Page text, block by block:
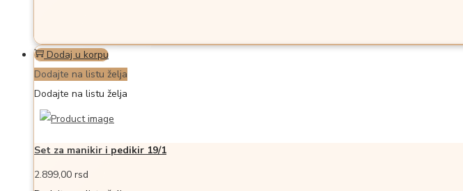
Dodaj u korpu
Dodajte na listu želja
Dodajte na listu želja
Set za manikir i pedikir 19/1
2.899,00 rsd